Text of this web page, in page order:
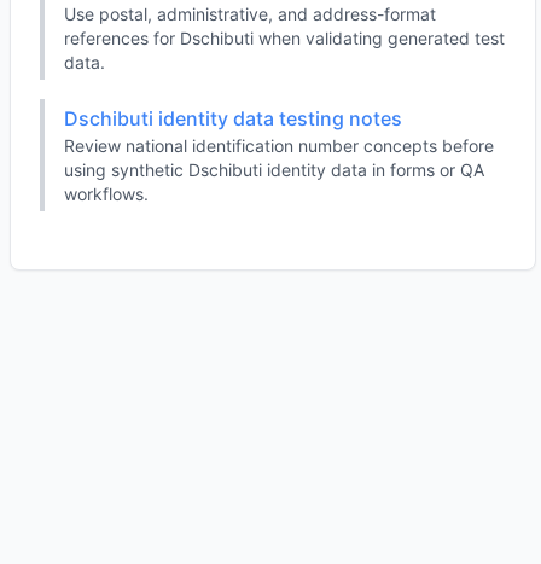
Use postal, administrative, and address-format
references for Dschibuti when validating generated test
data.
Dschibuti identity data testing notes
Review national identification number concepts before
using synthetic Dschibuti identity data in forms or QA
workflows.